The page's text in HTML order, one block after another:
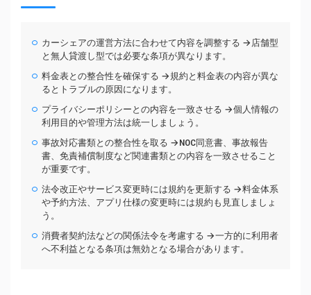
カーシェアの運営方法に合わせて内容を調整する →店舗型
と無人貸渡し型では必要な条項が異なります。
料金表との整合性を確保する →規約と料金表の内容が異な
るとトラブルの原因になります。
プライバシーポリシーとの内容を一致させる →個人情報の
利用目的や管理方法は統一しましょう。
事故対応書類との整合性を取る →NOC同意書、事故報告
書、免責補償制度など関連書類との内容を一致させること
が重要です。
法令改正やサービス変更時には規約を更新する →料金体系
や予約方法、アプリ仕様の変更時には規約も見直しましょ
う。
消費者契約法などの関係法令を考慮する →一方的に利用者
へ不利益となる条項は無効となる場合があります。